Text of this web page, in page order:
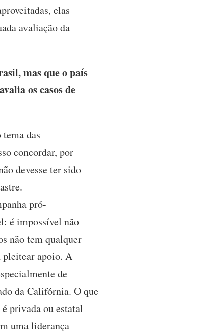
elas
avaliação da
mas que o país
os casos de
das
concordar, por
devesse ter sido
pró-
é impossível não
não tem qualquer
pleitear apoio. A
de
da Califórnia. O que
privada ou estatal
uma liderança